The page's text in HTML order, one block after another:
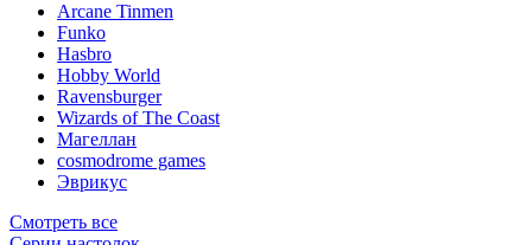
Arcane Tinmen
Funko
Hasbro
Hobby World
Ravensburger
Wizards of The Coast
Магеллан
сosmodrome games
Эврикус
Смотреть все